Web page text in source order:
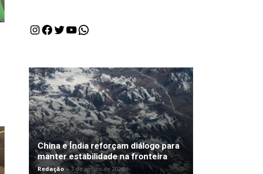
Instagram
Facebook
Twitter
Youtube
WhatsApp
China e Índia reforçam diálogo para
manter estabilidade na fronteira
Redação - 7 de agosto de 2026